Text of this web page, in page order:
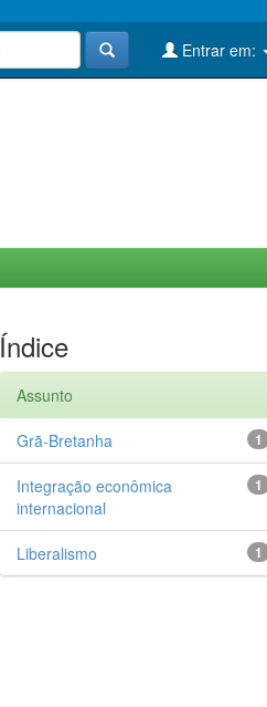
Entrar em:
Índice
Assunto
1
Grã-Bretanha
1
Integração econômica
internacional
1
Liberalismo